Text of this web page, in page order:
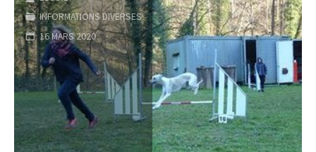
et
Faya
découvrent
l’herbe
!"
INFORMATIONS DIVERSES
16 MARS 2020